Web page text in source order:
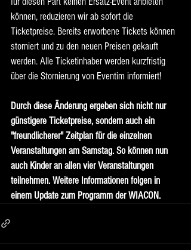
können, reduzieren wir ab sofort die
Ticketpreise. Bereits erworbene Tickets können
storniert und zu den neuen Preisen gekauft
werden. Alle Ticketinhaber werden kurzfristig
über die Stornierung von Eventim informiert!
Durch diese Änderung ergeben sich nicht nur
günstigere Ticketpreise, sondern auch ein
"freundlicherer" Zeitplan für die einzelnen
Veranstaltungen am Samstag. So können nun
auch Kinder an allen vier Veranstaltungen
teilnehmen. Weitere Informationen folgen in
einem Update zum Programm der WIACON.